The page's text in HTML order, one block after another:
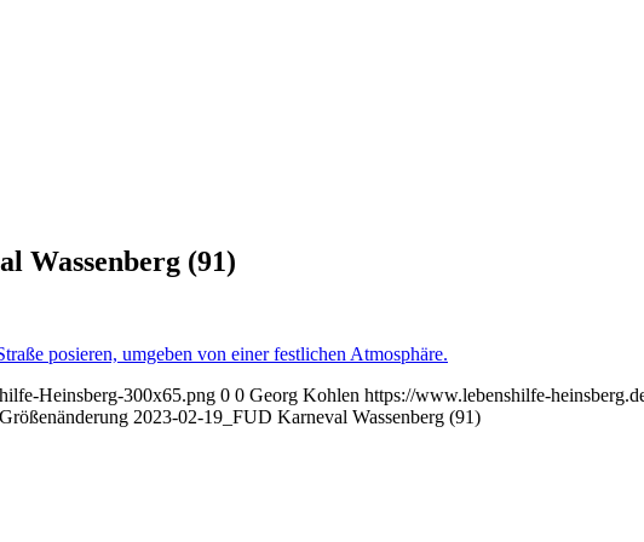
Wassenberg (91)
Heinsberg-300x65.png 0 0 Georg Kohlen https://www.lebenshilfe-
Größenänderung 2023-02-19_FUD Karneval Wassenberg (91)